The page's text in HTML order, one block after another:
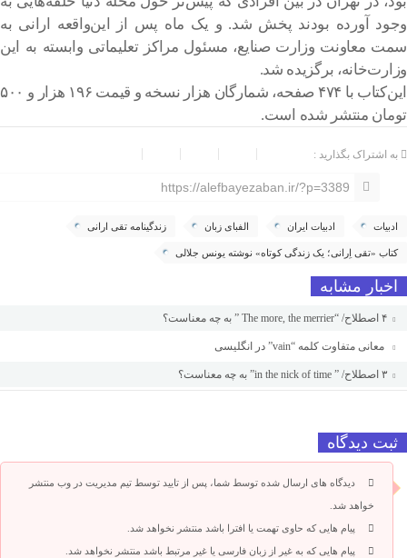
وجود آورده بودند پخش شد. و یک ماه پس از این‌واقعه ارانی به
سمت معاونت وزارت صنایع، مسئول مراکز تعلیماتی وابسته به این
وزارت‌خانه، برگزیده شد.
این‌کتاب با ۴۷۴ صفحه، شمارگان هزار نسخه و قیمت ۱۹۶ هزار و ۵۰۰
تومان منتشر شده است.
به اشتراک بگذارید :
https://alefbayezaban.ir/?p=3389
ادبیات ادبیات ایران الفبای زبان زندگینامه تقی ارانی
کتاب «تقی اِرانی؛ یک زندگی کوتاه» نوشته یونس جلالی
اخبار مشابه
۴ اصطلاح/ “The more, the merrier ” به چه معناست؟
معانی متفاوت کلمه “vain” در انگلیسی
۳ اصطلاح/ ” in the nick of time” به چه معناست؟
ثبت دیدگاه
دیدگاه های ارسال شده توسط شما، پس از تایید توسط تیم مدیریت در وب منتشر
خواهد شد.
پیام هایی که حاوی تهمت یا افترا باشد منتشر نخواهد شد.
پیام هایی که به غیر از زبان فارسی یا غیر مرتبط باشد منتشر نخواهد شد.